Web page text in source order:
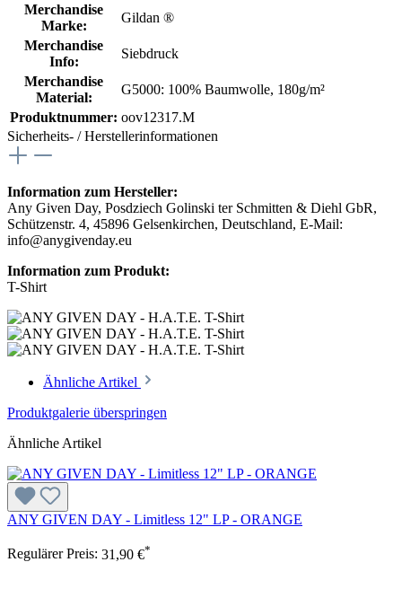
Merchandise
Marke:
Gildan ®
Merchandise
Info:
Siebdruck
Merchandise
Material:
G5000: 100% Baumwolle, 180g/m²
Produktnummer: oov12317.M
Sicherheits- / Herstellerinformationen
Information zum Hersteller:
Any Given Day, Posdziech Golinski ter Schmitten & Diehl GbR,
Schützenstr. 4, 45896 Gelsenkirchen, Deutschland, E-Mail:
info@anygivenday.eu
Information zum Produkt:
T-Shirt
Ähnliche Artikel
Produktgalerie überspringen
Ähnliche Artikel
ANY GIVEN DAY - Limitless 12" LP - ORANGE
Regulärer Preis: 31,90 €*